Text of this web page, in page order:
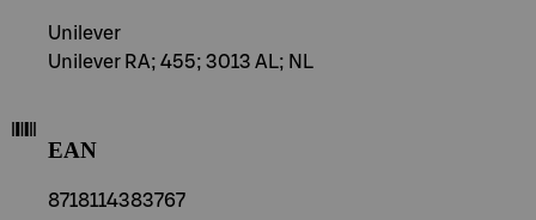
Unilever
Unilever RA; 455; 3013 AL; NL
EAN
8718114383767